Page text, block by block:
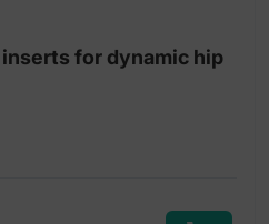
for dynamic hip